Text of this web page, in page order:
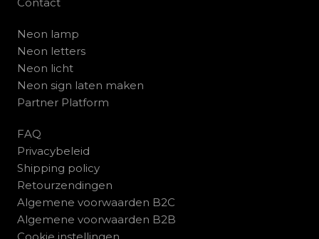
Neon lamp
Neon letters
Neon licht
Neon sign laten maken
Partner Platform
FAQ
Privacybeleid
Shipping policy
Retourzendingen
Algemene voorwaarden B2C
Algemene voorwaarden B2B